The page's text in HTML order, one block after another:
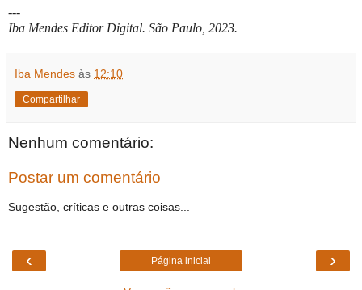
---
Iba Mendes Editor Digital. São Paulo, 2023.
Iba Mendes às 12:10
Compartilhar
Nenhum comentário:
Postar um comentário
Sugestão, críticas e outras coisas...
‹ ›
Página inicial